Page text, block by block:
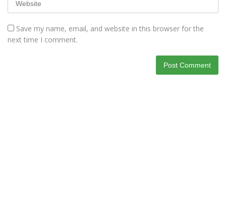
Save my name, email, and website in this browser for the
next time I comment.